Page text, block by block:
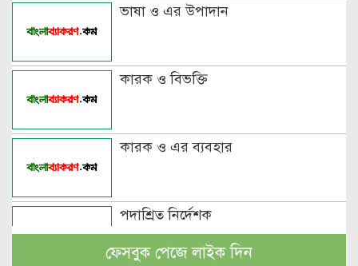
ভাষা ও এর উপাদান
কারক ও বিভক্তি
কারক ও এর ব্যবহার
পদাশ্রিত নির্দেশক
ফেসবুক পেজে লাইক দিন